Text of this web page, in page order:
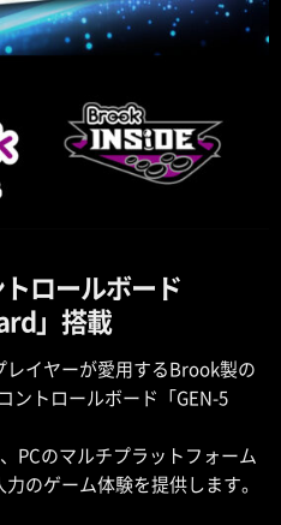
ロールボード
」搭載
イヤーが愛用するBrook製の
ントロールボード「GEN-5
PCのマルチプラットフォーム
のゲーム体験を提供します。